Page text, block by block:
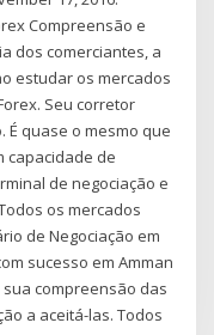
Compreensão e
dos comerciantes, a
estudar os mercados
Seu corretor
É quase o mesmo que
capacidade de
de negociação e
os mercados
de Negociação em
sucesso em Amman
compreensão das
a aceitá-las. Todos